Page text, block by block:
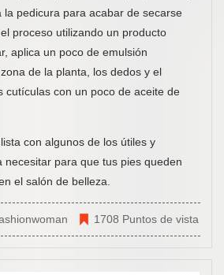
la pedicura para acabar de secarse
proceso utilizando un producto
aplica un poco de emulsión
de la planta, los dedos y el
cutículas con un poco de aceite de
con algunos de los útiles y
necesitar para que tus pies queden
el salón de belleza.
1708 Puntos de vista